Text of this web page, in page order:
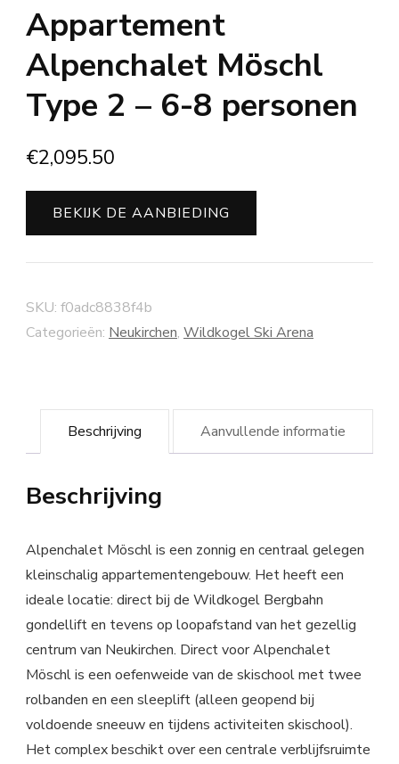
Appartement
Alpenchalet Möschl
Type 2 – 6-8 personen
€2,095.50
BEKIJK DE AANBIEDING
SKU: f0adc8838f4b
Categorieën: Neukirchen, Wildkogel Ski Arena
Beschrijving Aanvullende informatie
Beschrijving
Alpenchalet Möschl is een zonnig en centraal gelegen
kleinschalig appartementengebouw. Het heeft een
ideale locatie: direct bij de Wildkogel Bergbahn
gondellift en tevens op loopafstand van het gezellig
centrum van Neukirchen. Direct voor Alpenchalet
Möschl is een oefenweide van de skischool met twee
rolbanden en een sleeplift (alleen geopend bij
voldoende sneeuw en tijdens activiteiten skischool).
Het complex beschikt over een centrale verblijfsruimte